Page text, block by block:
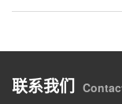
联系我们